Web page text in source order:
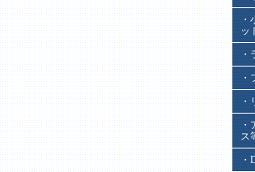
ッ
・
・
ス